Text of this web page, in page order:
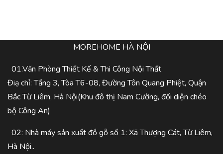
MOREHOME HÀ NỘI
01.Văn Phòng Thiết Kế & Thi Công Nội Thất
Điạ chỉ: Tầng 3, Tòa T6-08, Đường Tôn Quang Phiệt, Quận
Bắc Từ Liêm, Hà Nội(Khu đô thị Nam Cường, đối diện chéo
bộ Công An)
02: Nhà máy sản xuất đồ gỗ số 1: Xã Thượng Cát, Từ Liêm,
Hà Nội..